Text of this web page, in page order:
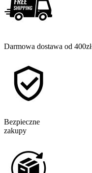
Darmowa dostawa od 400zł
Bezpieczne
zakupy